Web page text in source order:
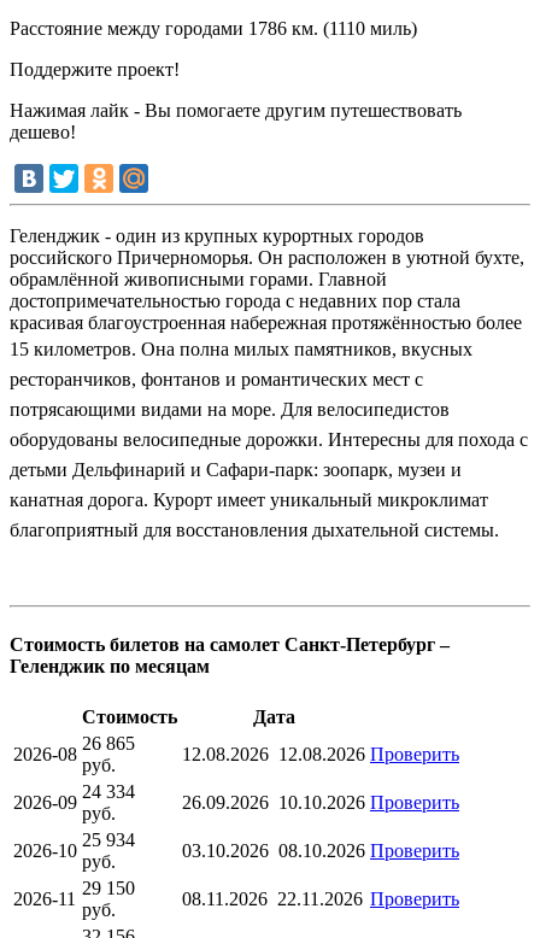
Расстояние между городами 1786 км. (1110 миль)
Поддержите проект!
Нажимая лайк - Вы помогаете другим путешествовать
дешево!
Геленджик - один из крупных курортных городов
российского Причерноморья. Он расположен в уютной бухте,
обрамлённой живописными горами. Главной
достопримечательностью города с недавних пор стала
красивая благоустроенная набережная протяжённостью более
15 километров. Она полна милых памятников, вкусных
ресторанчиков, фонтанов и романтических мест с
потрясающими видами на море. Для велосипедистов
оборудованы велосипедные дорожки. Интересны для похода с
детьми Дельфинарий и Сафари-парк: зоопарк, музеи и
канатная дорога. Курорт имеет уникальный микроклимат
благоприятный для восстановления дыхательной системы.
Стоимость билетов на самолет Санкт-Петербург –
Геленджик по месяцам
Стоимость
Дата
2026-08
26 865
руб.
12.08.2026 12.08.2026 Проверить
2026-09
24 334
руб.
26.09.2026 10.10.2026 Проверить
2026-10
25 934
руб.
03.10.2026 08.10.2026 Проверить
2026-11
29 150
руб.
08.11.2026 22.11.2026 Проверить